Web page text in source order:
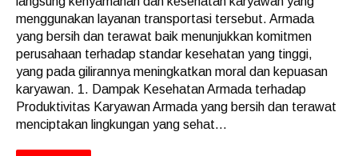
menggunakan layanan transportasi tersebut. Armada
yang bersih dan terawat baik menunjukkan komitmen
perusahaan terhadap standar kesehatan yang tinggi,
yang pada gilirannya meningkatkan moral dan kepuasan
karyawan. 1. Dampak Kesehatan Armada terhadap
Produktivitas Karyawan Armada yang bersih dan terawat
menciptakan lingkungan yang sehat...